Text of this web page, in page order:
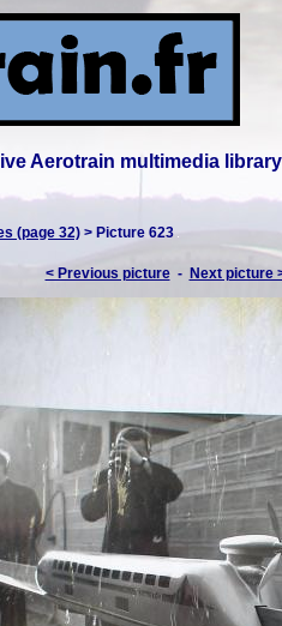
Aerotrain multimedia library
(page 32) > Picture 623
< Previous picture- Next picture